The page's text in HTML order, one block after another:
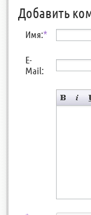
Добавить
Имя:*
E-
Mail: